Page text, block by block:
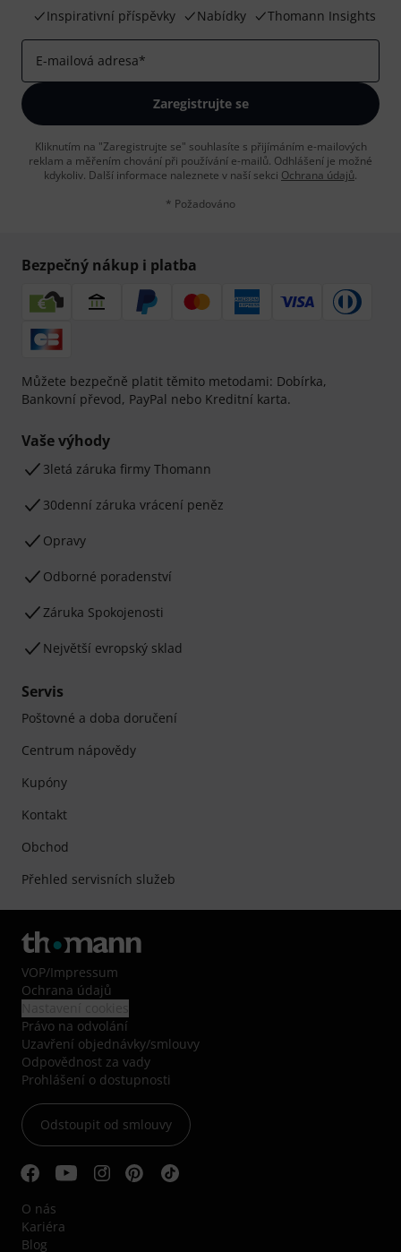
Inspirativní příspěvky
Nabídky Thomann Insights
E-mailová adresa*
Zaregistrujte se
Kliknutím na "Zaregistrujte se" souhlasíte s přijímáním e-mailových
reklam a měřením chování při používání e-mailů. Odhlášení je možné
kdykoliv. Další informace naleznete v naší sekci Ochrana údajů.
* Požadováno
Bezpečný nákup i platba
Můžete bezpečně platit těmito metodami: Dobírka,
Bankovní převod, PayPal nebo Kreditní karta.
Vaše výhody
3letá záruka firmy Thomann
30denní záruka vrácení peněz
Opravy
Odborné poradenství
Záruka Spokojenosti
Největší evropský sklad
Servis
Poštovné a doba doručení
Centrum nápovědy
Kupóny
Kontakt
Obchod
Přehled servisních služeb
VOP/Impressum
Ochrana údajů
Právo na odvolání
Uzavření objednávky/smlouvy
Odpovědnost za vady
Prohlášení o dostupnosti
Odstoupit od smlouvy
O nás
Kariéra
Blog